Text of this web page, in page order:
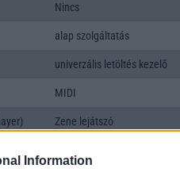
Information
Nincs
alap szolgáltatás
univerzális letöltés kezelõ
MIDI
Zene lejátszó